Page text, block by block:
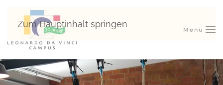
Zum Hauptinhalt springen
Menü